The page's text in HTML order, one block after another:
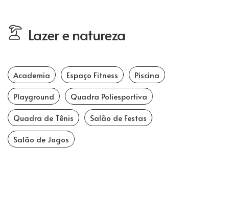
Lazer e natureza
Academia Espaço Fitness
Piscina
Playground
Quadra Poliesportiva
Quadra de Tênis
Salão de Festas
Salão de Jogos